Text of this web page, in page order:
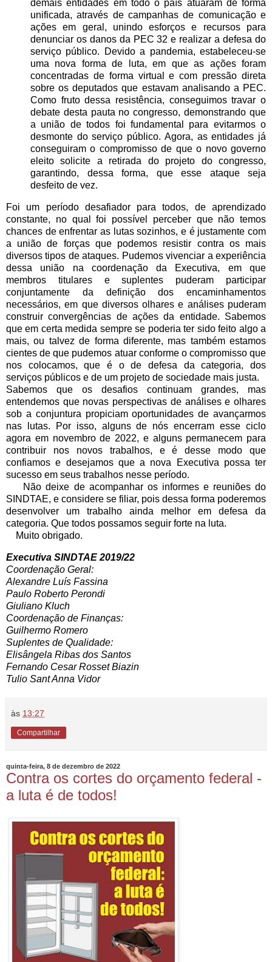
demais entidades em todo o país atuaram de forma
unificada, através de campanhas de comunicação e
ações em geral, unindo esforços e recursos para
denunciar os danos da PEC 32 e realizar a defesa do
serviço público. Devido a pandemia, estabeleceu-se
uma nova forma de luta, em que as ações foram
concentradas de forma virtual e com pressão direta
sobre os deputados que estavam analisando a PEC.
Como fruto dessa resistência, conseguimos travar o
debate desta pauta no congresso, demonstrando que
a união de todos foi fundamental para evitarmos o
desmonte do serviço público. Agora, as entidades já
conseguiram o compromisso de que o novo governo
eleito solicite a retirada do projeto do congresso,
garantindo, dessa forma, que esse ataque seja
desfeito de vez.
Foi um período desafiador para todos, de aprendizado
constante, no qual foi possível perceber que não temos
chances de enfrentar as lutas sozinhos, e é justamente com
a união de forças que podemos resistir contra os mais
diversos tipos de ataques. Pudemos vivenciar a experiência
dessa união na coordenação da Executiva, em que
membros titulares e suplentes puderam participar
conjuntamente da definição dos encaminhamentos
necessários, em que diversos olhares e análises puderam
construir convergências de ações da entidade. Sabemos
que em certa medida sempre se poderia ter sido feito algo a
mais, ou talvez de forma diferente, mas também estamos
cientes de que pudemos atuar conforme o compromisso que
nos colocamos, que é o de defesa da categoria, dos
serviços públicos e de um projeto de sociedade mais justa.
Sabemos que os desafios continuam grandes, mas
entendemos que novas perspectivas de análises e olhares
sob a conjuntura propiciam oportunidades de avançarmos
nas lutas. Por isso, alguns de nós encerram esse ciclo
agora em novembro de 2022, e alguns permanecem para
contribuir nos novos trabalhos, e é desse modo que
confiamos e desejamos que a nova Executiva possa ter
sucesso em seus trabalhos nesse período.
Não deixe de acompanhar os informes e reuniões do
SINDTAE, e considere se filiar, pois dessa forma poderemos
desenvolver um trabalho ainda melhor em defesa da
categoria. Que todos possamos seguir forte na luta.
Muito obrigado.
Executiva SINDTAE 2019/22
Coordenação Geral:
Alexandre Luís Fassina
Paulo Roberto Perondi
Giuliano Kluch
Coordenação de Finanças:
Guilhermo Romero
Suplentes de Qualidade:
Elisângela Ribas dos Santos
Fernando Cesar Rosset Biazin
Tulio Sant Anna Vidor
às 13:27
Compartilhar
quinta-feira, 8 de dezembro de 2022
Contra os cortes do orçamento federal -
a luta é de todos!